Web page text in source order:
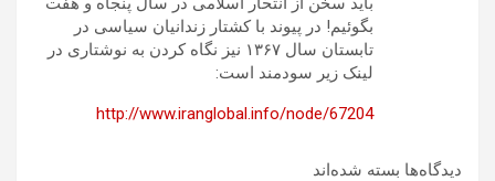
بگوئیم! در پیوند با کشتار زندانیان سیاسی در
تابستان سال ۱۳۶۷ نیز نگاه کردن به نوشتاری در
لینک زیر سودمند است:
http://www.iranglobal.info/node/67204
دیدگاه‌ها بسته شده‌اند